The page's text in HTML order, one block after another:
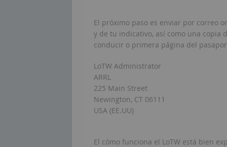
El próximo paso es enviar por correo
y de tu indicativo, así como una copia
conducir o primera página del
LoTW Administrator
ARRL
225 Main Street
Newington, CT 06111
USA (EE.UU)
El cómo funciona el LoTW está bien